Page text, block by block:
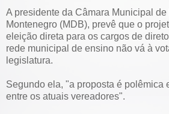
A presidente da Câmara Municipal de
Montenegro (MDB), prevê que o
eleição direta para os cargos de
rede municipal de ensino não vá à
legislatura.
Segundo ela, "a proposta é polêmica
entre os atuais vereadores".